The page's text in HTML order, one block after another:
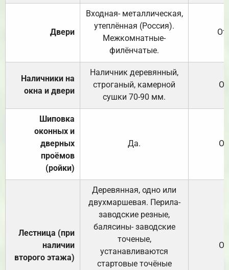
Двери
Входная- металлическая,
утеплённая (Россия).
Межкомнатные-
филёнчатые.
Наличники на
окна и двери
Наличник деревянный,
строганый, камерной
сушки 70-90 мм.
Шиповка
оконных и
дверных
проёмов
(ройки)
Да.
Лестница (при
наличии
второго этажа)
Деревянная, одно или
двухмаршевая. Перила-
заводские резные,
балясины- заводские
точеные,
устанавливаются
стартовые точёные